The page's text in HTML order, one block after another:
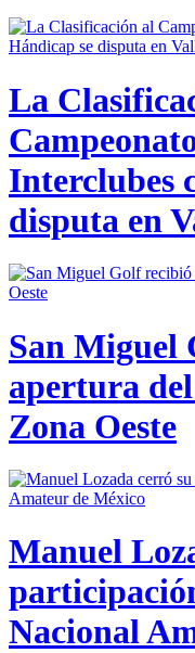
La
Interclubes
disputa en
San Miguel
apertura
Zona Oeste
Manuel
Nacional